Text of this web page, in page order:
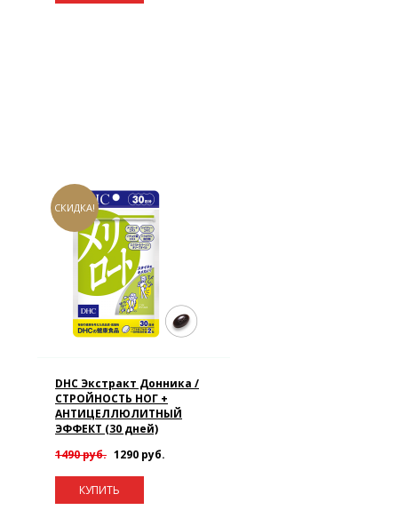
СКИДКА!
DHC Экстракт Донника /
СТРОЙНОСТЬ НОГ +
АНТИЦЕЛЛЮЛИТНЫЙ
ЭФФЕКТ (30 дней)
1490 руб. 1290 руб.
КУПИТЬ